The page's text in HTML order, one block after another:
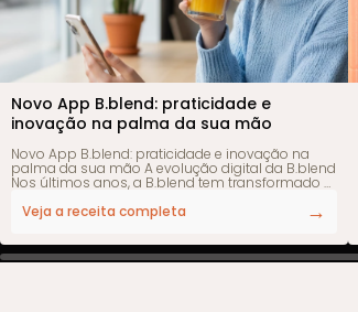
Novo App B.blend: praticidade e
inovação na palma da sua mão
Novo App B.blend: praticidade e inovação na
palma da sua mão A evolução digital da B.blend
Nos últimos anos, a B.blend tem transformado a
em casa e no trabalho. Pioneira no conceito de
máquina de bebidas em cápsulas all-in-one, a
qualidade
Veja a receita completa →